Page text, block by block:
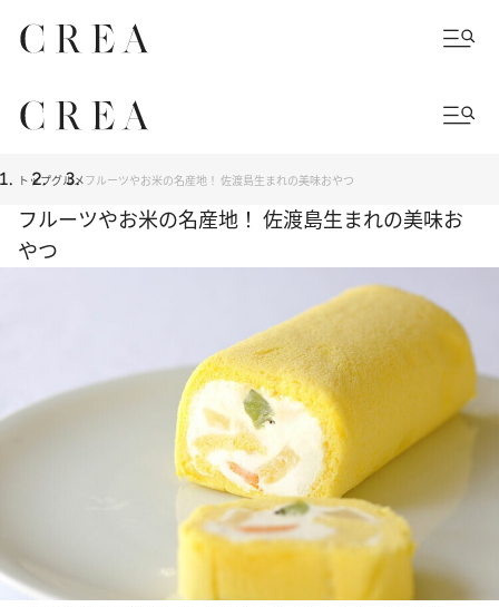
トップグルメフルーツやお米の名産地！ 佐渡島生まれの美味おやつ
フルーツやお米の名産地！ 佐渡島生まれの美味お
やつ